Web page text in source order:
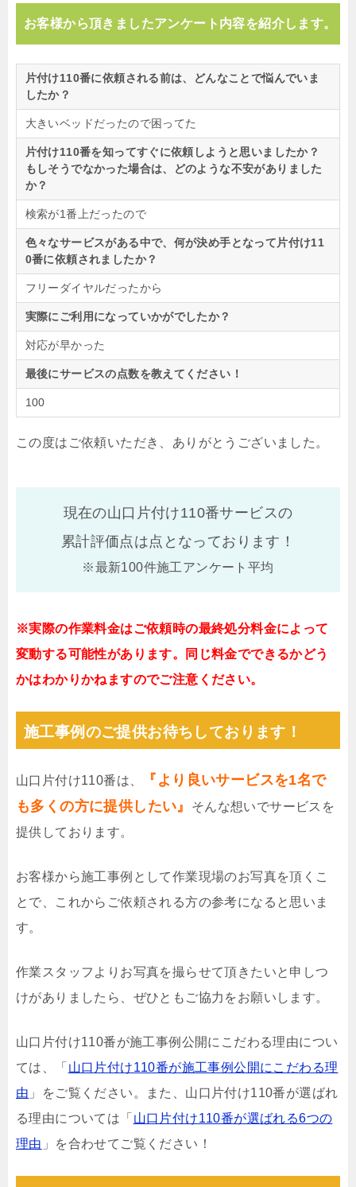
お客様から頂きましたアンケート内容を紹介します。
片付け110番に依頼される前は、どんなことで悩んでいま
したか？
大きいベッドだったので困ってた
片付け110番を知ってすぐに依頼しようと思いましたか？
もしそうでなかった場合は、どのような不安がありました
か？
検索が1番上だったので
色々なサービスがある中で、何が決め手となって片付け11
0番に依頼されましたか？
フリーダイヤルだったから
実際にご利用になっていかがでしたか？
対応が早かった
最後にサービスの点数を教えてください！
100
この度はご依頼いただき、ありがとうございました。
現在の山口片付け110番サービスの
累計評価点は点となっております！
※最新100件施工アンケート平均
※実際の作業料金はご依頼時の最終処分料金によって
変動する可能性があります。同じ料金でできるかどう
かはわかりかねますのでご注意ください。
施工事例のご提供お待ちしております！
山口片付け110番は、
『より良いサービスを1名で
も多くの方に提供したい』
そんな想いでサービスを
提供しております。
お客様から施工事例として作業現場のお写真を頂くこ
とで、これからご依頼される方の参考になると思いま
す。
作業スタッフよりお写真を撮らせて頂きたいと申しつ
けがありましたら、ぜひともご協力をお願いします。
山口片付け110番が施工事例公開にこだわる理由につい
ては、「 山口片付け110番が施工事例公開にこだわる理
由 」をご覧ください。また、山口片付け110番が選ばれ
る理由については「 山口片付け110番が選ばれる6つの
理由 」を合わせてご覧ください！